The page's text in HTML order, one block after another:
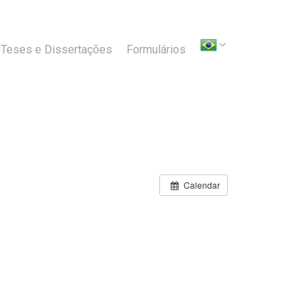
Teses e Dissertações Formulários
Calendar